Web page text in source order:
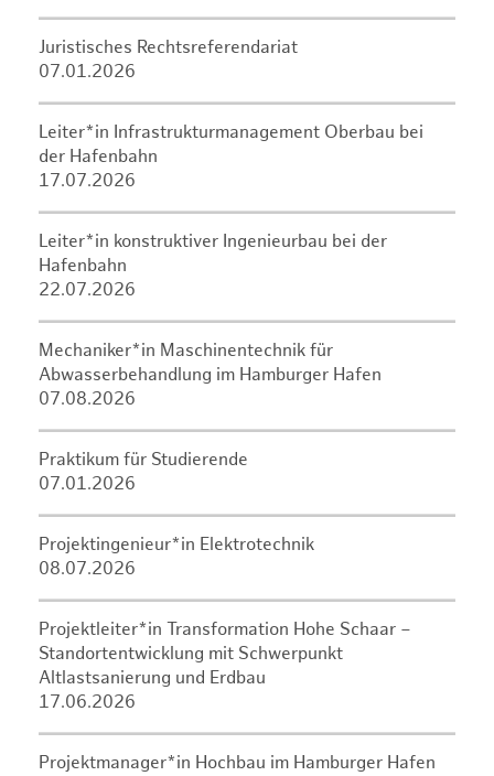
Juristisches Rechtsreferendariat
07.01.2026
Leiter*in Infrastrukturmanagement Oberbau bei
der Hafenbahn
17.07.2026
Leiter*in konstruktiver Ingenieurbau bei der
Hafenbahn
22.07.2026
Mechaniker*in Maschinentechnik für
Abwasserbehandlung im Hamburger Hafen
07.08.2026
Praktikum für Studierende
07.01.2026
Projektingenieur*in Elektrotechnik
08.07.2026
Projektleiter*in Transformation Hohe Schaar –
Standortentwicklung mit Schwerpunkt
Altlastsanierung und Erdbau
17.06.2026
Projektmanager*in Hochbau im Hamburger Hafen